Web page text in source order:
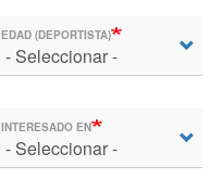
EDAD (DEPORTISTA)
INTERESADO EN